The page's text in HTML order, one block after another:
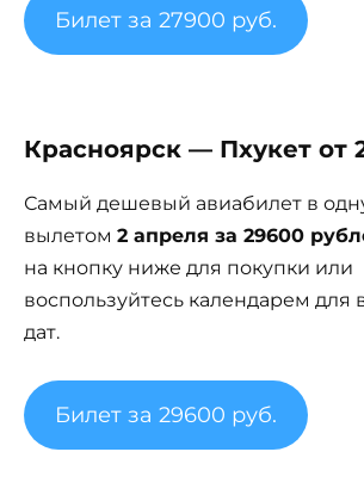
Билет за 27900 руб.
Красноярск — Пхукет от
Самый дешевый авиабилет в
вылетом 2 апреля за 29600
на кнопку ниже для покупки или
воспользуйтесь календарем для
дат.
Билет за 29600 руб.